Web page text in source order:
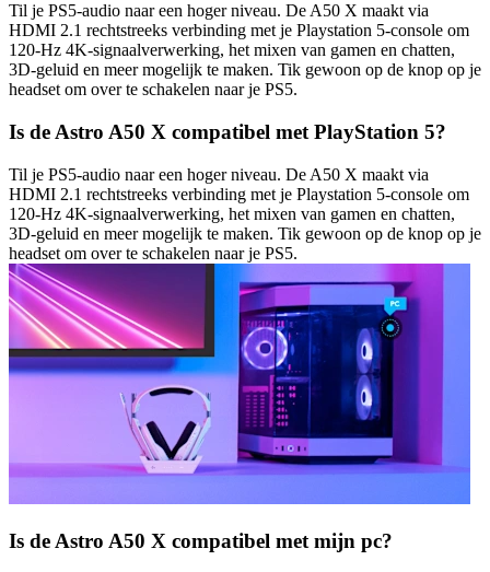
Til je PS5-audio naar een hoger niveau. De A50 X maakt via
HDMI 2.1 rechtstreeks verbinding met je Playstation 5-console om
120-Hz 4K-signaalverwerking, het mixen van gamen en chatten,
3D-geluid en meer mogelijk te maken. Tik gewoon op de knop op je
headset om over te schakelen naar je PS5.
Is de Astro A50 X compatibel met PlayStation 5?
Til je PS5-audio naar een hoger niveau. De A50 X maakt via
HDMI 2.1 rechtstreeks verbinding met je Playstation 5-console om
120-Hz 4K-signaalverwerking, het mixen van gamen en chatten,
3D-geluid en meer mogelijk te maken. Tik gewoon op de knop op je
headset om over te schakelen naar je PS5.
Is de Astro A50 X compatibel met mijn pc?